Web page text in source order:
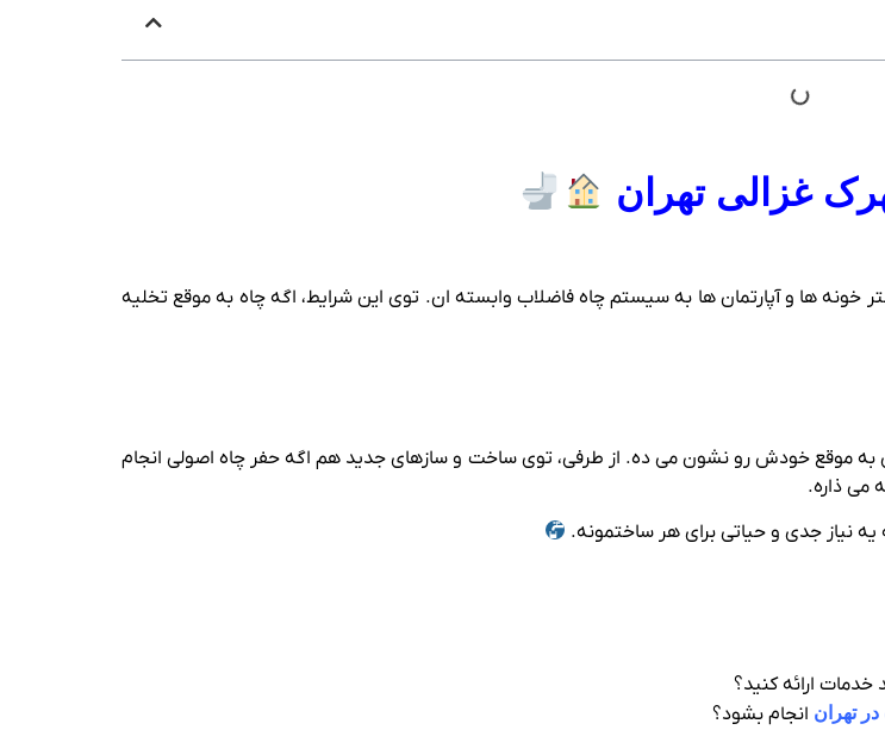
غزالی تهران
خونه‌ ها و آپارتمان‌ ها به سیستم چاه فاضلاب وابسته‌ ان. توی این شرایط، اگه چاه به‌ موقع تخلیه
به موقع خودش رو نشون می‌ ده. از طرفی، توی ساخت‌ و سازهای جدید هم اگه حفر چاه اصولی انجام
می‌ ذاره.
نیاز جدی و حیاتی برای هر ساختمونه.
ارائه کنید؟
تهران انجام بشود؟